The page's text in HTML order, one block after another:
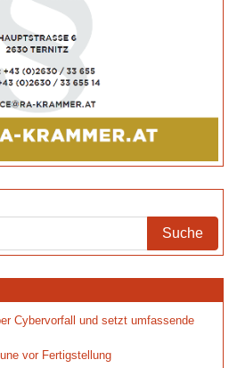
Cybervorfall und setzt umfassende
vor Fertigstellung